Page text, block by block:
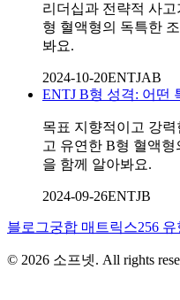
리더십과 전략적 사
형 혈액형의 독특한
봐요.
2024-10-20ENTJAB
ENTJ B형 성격: 어떤
목표 지향적이고 강력
고 유연한 B형 혈액
을 함께 알아봐요.
2024-09-26ENTJB
블로그궁합 매트릭스256 유
© 2026 소프넷. All rights